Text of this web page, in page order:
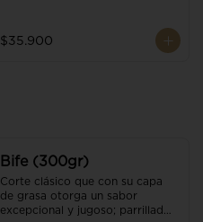
$35.900
Bife (300gr)
Corte clásico que con su capa
de grasa otorga un sabor
excepcional y jugoso; parrillado